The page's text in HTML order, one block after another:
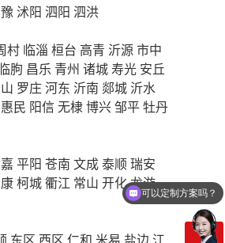
沭阳 泗阳 泗洪
村 临淄 桓台 高青 沂源市中
朐 昌乐 青州 诸城寿光 安丘
罗庄河东 沂南 郯城 沂水
惠民 阳信无棣博兴邹平牡丹
平阳 苍南 文成泰顺瑞安
柯城衢江 常山 开化龙游
东区 西区 仁和 米易 盐边 江
你们电话多少
可以定制方案吗？